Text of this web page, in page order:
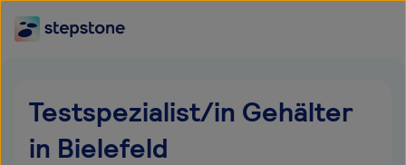
Testspezialist/in Gehälter
in Bielefeld